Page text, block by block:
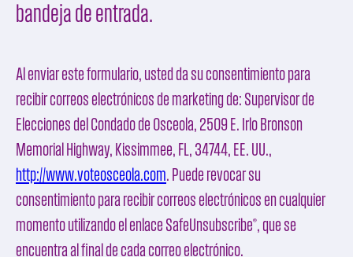
bandeja de entrada.
Al enviar este formulario, usted da su consentimiento para
recibir correos electrónicos de marketing de: Supervisor de
Elecciones del Condado de Osceola, 2509 E. Irlo Bronson
Memorial Highway, Kissimmee, FL, 34744, EE. UU.,
http://www.voteosceola.com. Puede revocar su
consentimiento para recibir correos electrónicos en cualquier
momento utilizando el enlace SafeUnsubscribe®, que se
encuentra al final de cada correo electrónico.